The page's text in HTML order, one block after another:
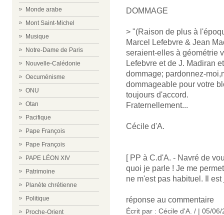
Monde arabe
Mont Saint-Michel
Musique
Notre-Dame de Paris
Nouvelle-Calédonie
Oecuménisme
ONU
Otan
Pacifique
Pape François
Pape François
PAPE LÉON XIV
Patrimoine
Planète chrétienne
Politique
Proche-Orient
DOMMAGE
> "(Raison de plus à
Marcel Lefebvre & Jean
seraient-elles à géométrie
Lefebvre et de J. Madiran
dommage; pardonnez-
dommageable pour votre
toujours d'accord.
Fraternellement...
Cécile d'A.
[ PP à C.d'A. - Navré de
quoi je parle ! Je me
ne m'est pas habituel. Il
réponse au commentaire
Écrit par : Cécile d'A. / | 05/06/